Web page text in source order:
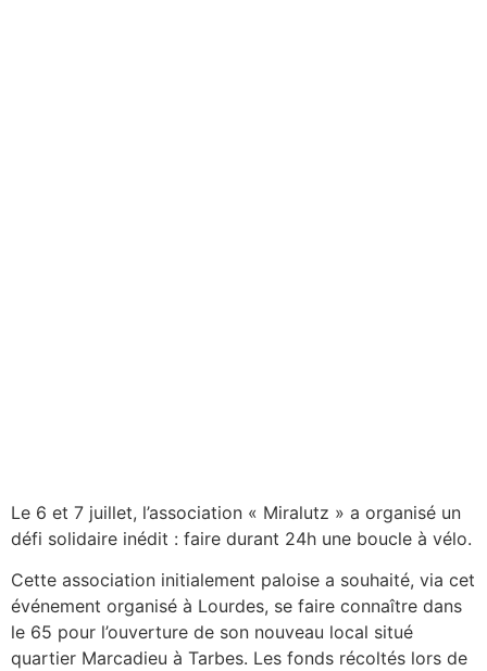
Le 6 et 7 juillet, l’association « Miralutz » a organisé un
défi solidaire inédit : faire durant 24h une boucle à vélo.
Cette association initialement paloise a souhaité, via cet
événement organisé à Lourdes, se faire connaître dans
le 65 pour l’ouverture de son nouveau local situé
quartier Marcadieu à Tarbes. Les fonds récoltés lors de